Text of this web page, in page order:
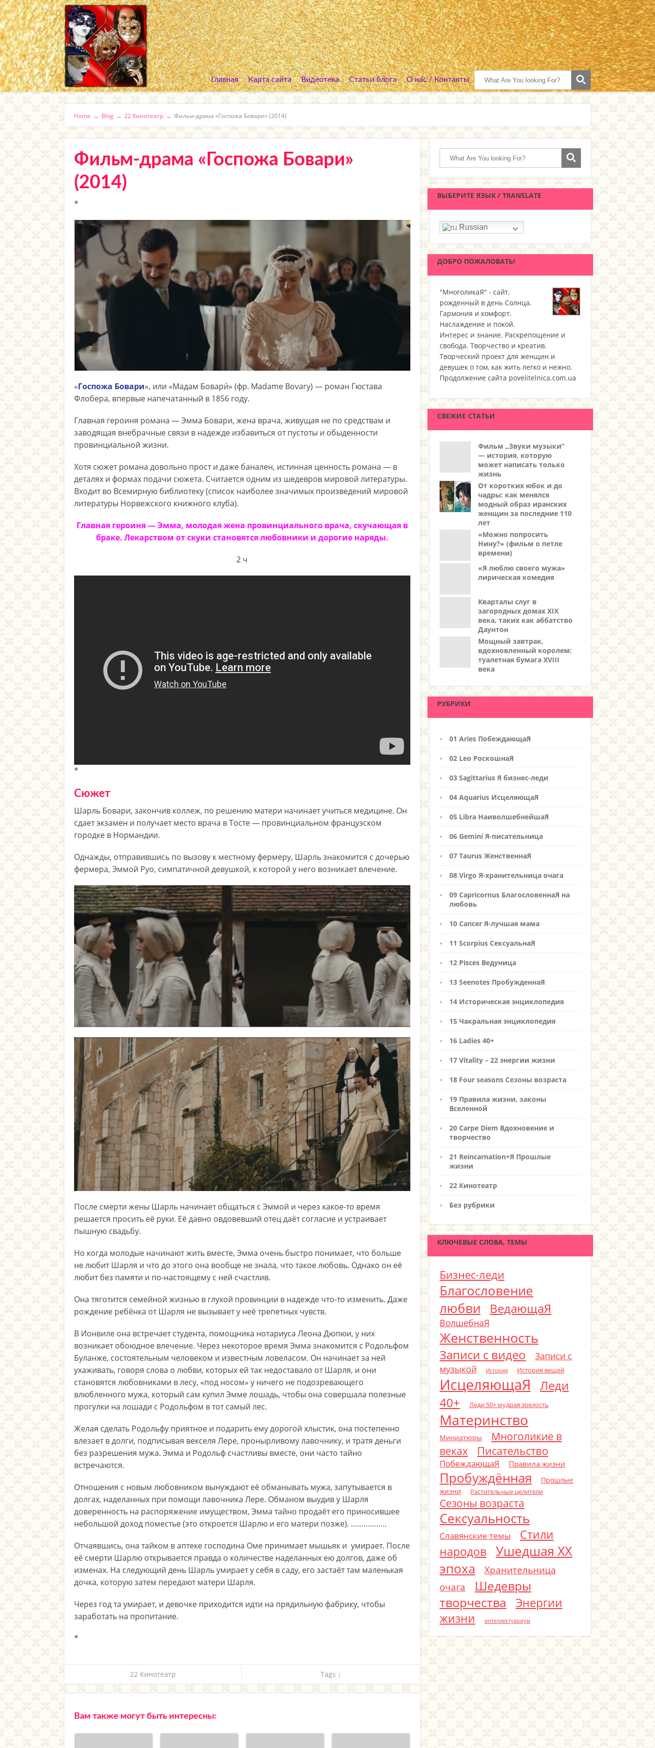
Главная Карта сайта Видеотека Статьи блога О нас / Контакты
Home → Blog → 22 Кинотеатр → Фильм-драма «Госпожа Бовари» (2014)
Фильм-драма «Госпожа Бовари»
(2014)
*
«Госпожа Бовари», или «Мадам Бовари́» (фр. Madame Bovary) — роман Гюстава
Флобера, впервые напечатанный в 1856 году.
Главная героиня романа — Эмма Бовари, жена врача, живущая не по средствам и
заводящая внебрачные связи в надежде избавиться от пустоты и обыденности
провинциальной жизни.
Хотя сюжет романа довольно прост и даже банален, истинная ценность романа — в
деталях и формах подачи сюжета. Считается одним из шедевров мировой литературы.
Входит во Всемирную библиотеку (список наиболее значимых произведений мировой
литературы Норвежского книжного клуба).
Главная героиня — Эмма, молодая жена провинциального врача, скучающая в
браке. Лекарством от скуки становятся любовники и дорогие наряды.
2 ч
*
Сюжет
Шарль Бовари, закончив коллеж, по решению матери начинает учиться медицине. Он
сдает экзамен и получает место врача в Тосте — провинциальном французском
городке в Нормандии.
Однажды, отправившись по вызову к местному фермеру, Шарль знакомится с дочерью
фермера, Эммой Руо, симпатичной девушкой, к которой у него возникает влечение.
После смерти жены Шарль начинает общаться с Эммой и через какое-то время
решается просить её руки. Её давно овдовевший отец даёт согласие и устраивает
пышную свадьбу.
Но когда молодые начинают жить вместе, Эмма очень быстро понимает, что больше
не любит Шарля и что до этого она вообще не знала, что такое любовь. Однако он её
любит без памяти и по-настоящему с ней счастлив.
Она тяготится семейной жизнью в глухой провинции в надежде что-то изменить. Даже
рождение ребёнка от Шарля не вызывает у неё трепетных чувств.
В Ионвиле она встречает студента, помощника нотариуса Леона Дюпюи, у них
возникает обоюдное влечение. Через некоторое время Эмма знакомится с Родольфом
Буланже, состоятельным человеком и известным ловеласом. Он начинает за ней
ухаживать, говоря слова о любви, которых ей так недоставало от Шарля, и они
становятся любовниками в лесу, «под носом» у ничего не подозревающего
влюбленного мужа, который сам купил Эмме лошадь, чтобы она совершала полезные
прогулки на лошади с Родольфом в тот самый лес.
Желая сделать Родольфу приятное и подарить ему дорогой хлыстик, она постепенно
влезает в долги, подписывая векселя Лере, пронырливому лавочнику, и тратя деньги
без разрешения мужа. Эмма и Родольф счастливы вместе, они часто тайно
встречаются.
Отношения с новым любовником вынуждают её обманывать мужа, запутывается в
долгах, наделанных при помощи лавочника Лере. Обманом выудив у Шарля
доверенность на распоряжение имуществом, Эмма тайно продаёт его приносившее
небольшой доход поместье (это откроется Шарлю и его матери позже). ……………..
Отчаявшись, она тайком в аптеке господина Оме принимает мышьяк и умирает. После
её смерти Шарлю открывается правда о количестве наделанных ею долгов, даже об
изменах. На следующий день Шарль умирает у себя в саду, его застаёт там маленькая
дочка, которую затем передают матери Шарля.
Через год та умирает, и девочке приходится идти на прядильную фабрику, чтобы
заработать на пропитание.
*
22 Кинотеатр Tags ↓
Вам также могут быть интересны:
ВЫБЕРИТЕ ЯЗЫК / TRANSLATE
Russian
ДОБРО ПОЖАЛОВАТЬ!
"МноголикаЯ" - сайт,
рожденный в день Солнца.
Гармония и комфорт.
Наслаждение и покой.
Интерес и знание. Раскрепощение и
свобода. Творчество и креатив.
Творческий проект для женщин и
девушек о том, как жить легко и нежно.
Продолжение сайта povelitelnica.com.ua
СВЕЖИЕ СТАТЬИ
Фильм „Звуки музыки“
— история, которую
может написать только
жизнь
От коротких юбок и до
чадры: как менялся
модный образ иранских
женщин за последние 110
лет
«Можно попросить
Нину?» (фильм о петле
времени)
«Я люблю своего мужа»
лирическая комедия
Кварталы слуг в
загородных домах XIX
века, таких как аббатство
Даунтон
Мощный завтрак,
вдохновленный королем:
туалетная бумага XVIII
века
РУБРИКИ
01 Aries ПобеждающаЯ
02 Leo РоскошнаЯ
03 Sagittarius Я бизнес-леди
04 Aquarius ИсцеляющаЯ
05 Libra НаиволшебнейшаЯ
06 Gemini Я-писательница
07 Taurus ЖенственнаЯ
08 Virgo Я-хранительница очага
09 Capricornus БлагословеннаЯ на
любовь
10 Cancer Я-лучшая мама
11 Scorpius СексуальнаЯ
12 Pisces Ведуница
13 Seenotes ПробужденнаЯ
14 Историческая энциклопедия
15 Чакральная энциклопедия
16 Ladies 40+
17 Vitality – 22 энергии жизни
18 Four seasons Сезоны возраста
19 Правила жизни, законы
Вселенной
20 Carpe Diem Вдохновение и
творчество
21 Reincarnation+Я Прошлые
жизни
22 Кинотеатр
Без рубрики
КЛЮЧЕВЫЕ СЛОВА, ТЕМЫ
Бизнес-леди
Благословение
любви
ВедающаЯ
ВолшебнаЯ
Женственность
Записи с видео
Записи с
музыкой
История История вещей
ИсцеляющаЯ
Леди
40+
Леди 50+ мудрая зрелость
Материнство
Миниатюры
Многоликие в
веках
Писательство
ПобеждающаЯ Правила жизни
Пробуждённая
Прошлые
жизни
Растительные целители
Сезоны возраста
Сексуальность
Славянские темы
Стили
народов
Ушедшая ХХ
эпоха
Хранительница
очага
Шедевры
творчества
Энергии
жизни
интеллектуариум